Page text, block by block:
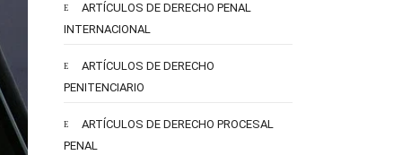
ARTÍCULOS DE DERECHO PENAL
INTERNACIONAL
ARTÍCULOS DE DERECHO
PENITENCIARIO
ARTÍCULOS DE DERECHO PROCESAL
PENAL